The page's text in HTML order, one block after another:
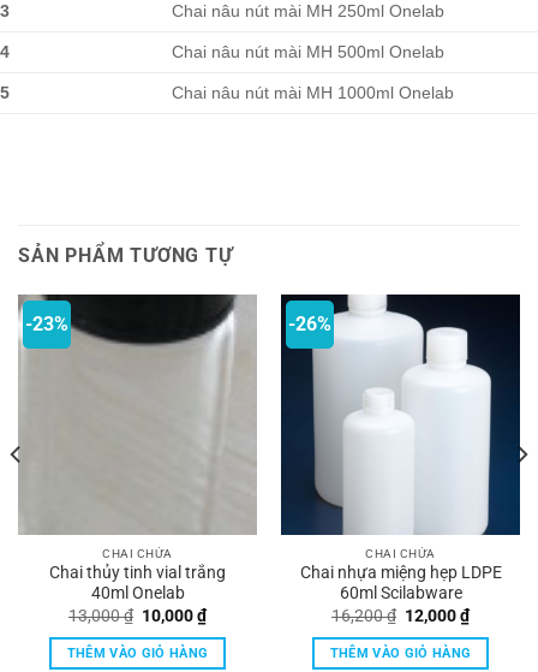
3 Chai nâu nút mài MH 250ml Onelab
4 Chai nâu nút mài MH 500ml Onelab
5 Chai nâu nút mài MH 1000ml Onelab
SẢN PHẨM TƯƠNG TỰ
-23%
CHAI CHỨA
Chai thủy tinh vial trắng
40ml Onelab
13,000₫ Giá
gốc
là:
13,000 ₫.
10,000₫Giá
hiện
tại
là:
THÊM VÀO GIỎ HÀNG
-26%
CHAI CHỨA
Chai nhựa miệng hẹp LDPE
60ml Scilabware
16,200₫ Giá
gốc
là:
16,200 ₫.
12,000₫Giá
hiện
tại
là:
THÊM VÀO GIỎ HÀNG